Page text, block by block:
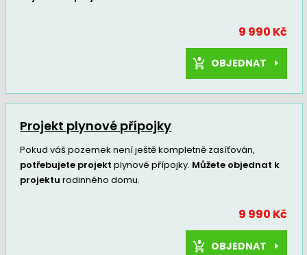
9 990 Kč
OBJEDNAT
Projekt plynové přípojky
Pokud váš pozemek není ještě kompletně zasíťován,
potřebujete projekt plynové přípojky. Můžete objednat k
projekturodinného domu.
9 990 Kč
OBJEDNAT